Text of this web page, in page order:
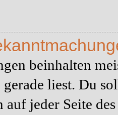
beinhalten
liest. Du
auf jeder Seite